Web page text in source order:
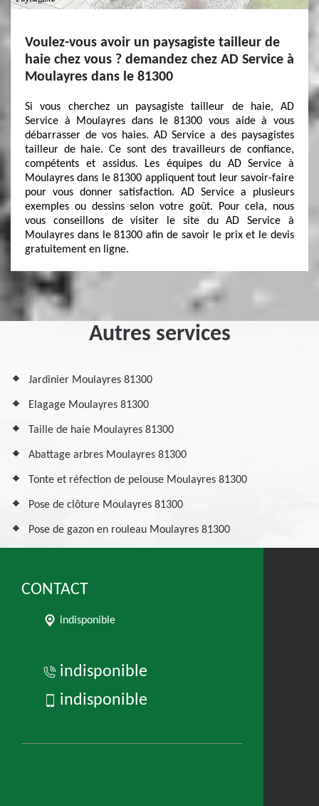
Voulez-vous avoir un paysagiste tailleur de
haie chez vous ? demandez chez AD Service à
Moulayres dans le 81300
Si vous cherchez un paysagiste tailleur de haie, AD
Service à Moulayres dans le 81300 vous aide à vous
débarrasser de vos haies. AD Service a des paysagistes
tailleur de haie. Ce sont des travailleurs de confiance,
compétents et assidus. Les équipes du AD Service à
Moulayres dans le 81300 appliquent tout leur savoir-faire
pour vous donner satisfaction. AD Service a plusieurs
exemples ou dessins selon votre goût. Pour cela, nous
vous conseillons de visiter le site du AD Service à
Moulayres dans le 81300 afin de savoir le prix et le devis
gratuitement en ligne.
Autres services
Jardinier Moulayres 81300
Elagage Moulayres 81300
Taille de haie Moulayres 81300
Abattage arbres Moulayres 81300
Tonte et réfection de pelouse Moulayres 81300
Pose de clôture Moulayres 81300
Pose de gazon en rouleau Moulayres 81300
CONTACT
indisponible
indisponible
indisponible